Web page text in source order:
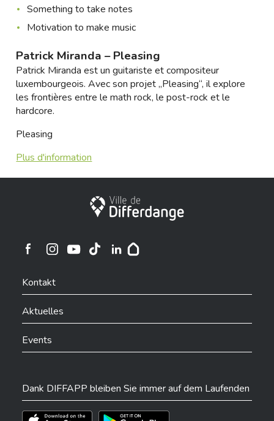
Something to take notes
Motivation to make music
Patrick Miranda – Pleasing
Patrick Miranda est un guitariste et compositeur
luxembourgeois. Avec son projet „Pleasing“, il explore
les frontières entre le math rock, le post-rock et le
hardcore.
Pleasing
Plus d'information
Stadt Differdingen
Ville de Differdange sur Instagram
Kontakt
Aktuelles
Events
Dank DIFFAPP bleiben Sie immer auf dem Laufenden
Téléchargez l'app sur l'App StoreTéléchargez l'app sur Play Store